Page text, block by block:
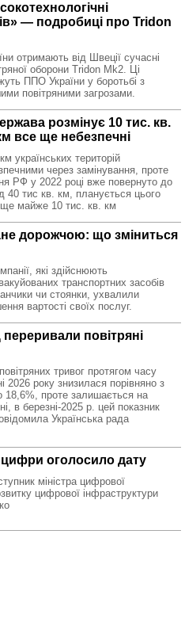
— подробиці про Tridon
отримають від Швеції сучасні
оборони Tridon Mk2. Ці
ППО України у боротьбі з
повітряними загрозами.
розмінує 10 тис. кв.
все ще небезпечні
українських територій
через замінування, проте
РФ у 2022 році вже повернуто до
40 тис кв. км, планується цього
ще майже 10 тис. кв. км
дорожчою: що зміниться
які здійснюють
транспортних засобів
чи стоянки, ухвалили
вартості своїх послуг.
повітряні
тривог протягом часу
2026 року знизилася порівняно з
проте залишається на
в березні-2025 р. цей показник
Українська рада
оголосило дату
міністра цифрової
цифрової інфраструктури